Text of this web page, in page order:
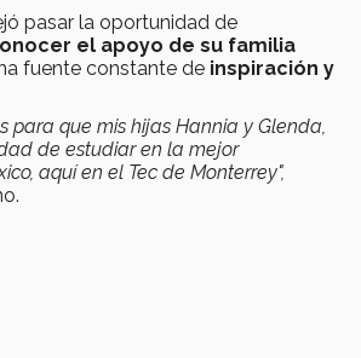
pasar la oportunidad de
el apoyo de su familia
fuente constante de inspiración y
para que mis hijas Hannia y Glenda,
de estudiar en la mejor
aquí en el Tec de Monterrey",